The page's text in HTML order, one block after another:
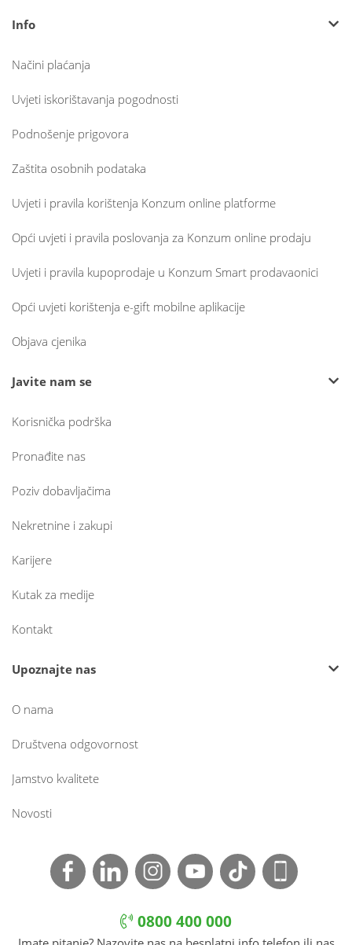
Info
Načini plaćanja
Uvjeti iskorištavanja pogodnosti
Podnošenje prigovora
Zaštita osobnih podataka
Uvjeti i pravila korištenja Konzum online platforme
Opći uvjeti i pravila poslovanja za Konzum online prodaju
Uvjeti i pravila kupoprodaje u Konzum Smart prodavaonici
Opći uvjeti korištenja e-gift mobilne aplikacije
Objava cjenika
Javite nam se
Korisnička podrška
Pronađite nas
Poziv dobavljačima
Nekretnine i zakupi
Karijere
Kutak za medije
Kontakt
Upoznajte nas
O nama
Društvena odgovornost
Jamstvo kvalitete
Novosti
0800 400 000